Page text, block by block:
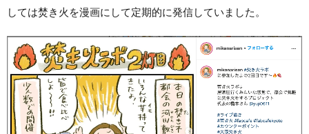
しては焚き火を漫画にして定期的に発信していました。